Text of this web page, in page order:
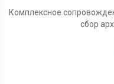
Комплексное
сбор